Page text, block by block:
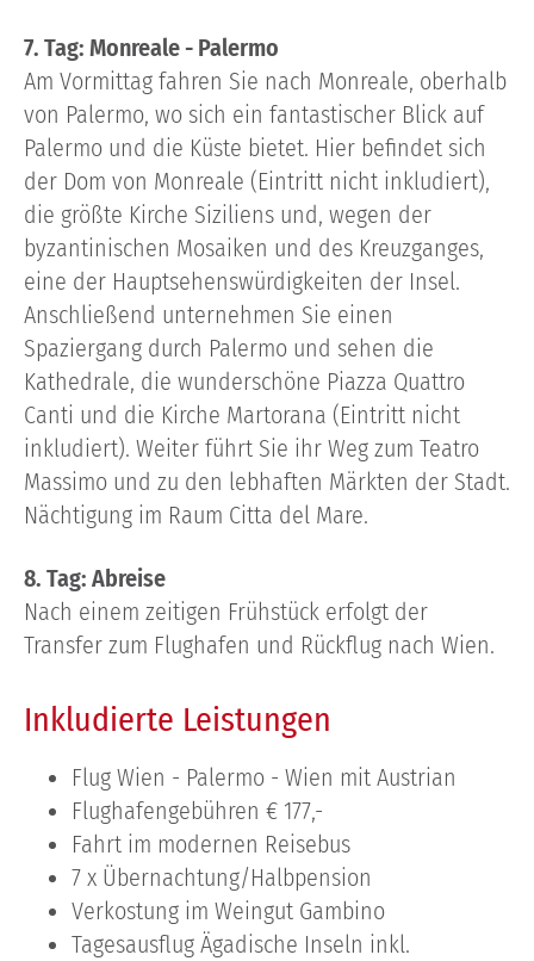
7. Tag: Monreale - Palermo
Am Vormittag fahren Sie nach Monreale, oberhalb
von Palermo, wo sich ein fantastischer Blick auf
Palermo und die Küste bietet. Hier befindet sich
der Dom von Monreale (Eintritt nicht inkludiert),
die größte Kirche Siziliens und, wegen der
byzantinischen Mosaiken und des Kreuzganges,
eine der Hauptsehenswürdigkeiten der Insel.
Anschließend unternehmen Sie einen
Spaziergang durch Palermo und sehen die
Kathedrale, die wunderschöne Piazza Quattro
Canti und die Kirche Martorana (Eintritt nicht
inkludiert). Weiter führt Sie ihr Weg zum Teatro
Massimo und zu den lebhaften Märkten der Stadt.
Nächtigung im Raum Citta del Mare.
8. Tag: Abreise
Nach einem zeitigen Frühstück erfolgt der
Transfer zum Flughafen und Rückflug nach Wien.
Inkludierte Leistungen
Flug Wien - Palermo - Wien mit Austrian
Flughafengebühren € 177,-
Fahrt im modernen Reisebus
7 x Übernachtung/Halbpension
Verkostung im Weingut Gambino
Tagesausflug Ägadische Inseln inkl.